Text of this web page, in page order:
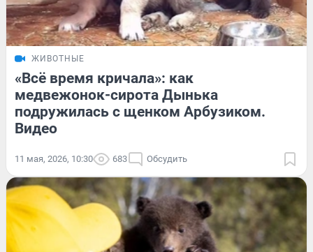
ЖИВОТНЫЕ
«Всё время кричала»: как
медвежонок-сирота Дынька
подружилась с щенком Арбузиком.
Видео
11 мая, 2026, 10:30 683 Обсудить